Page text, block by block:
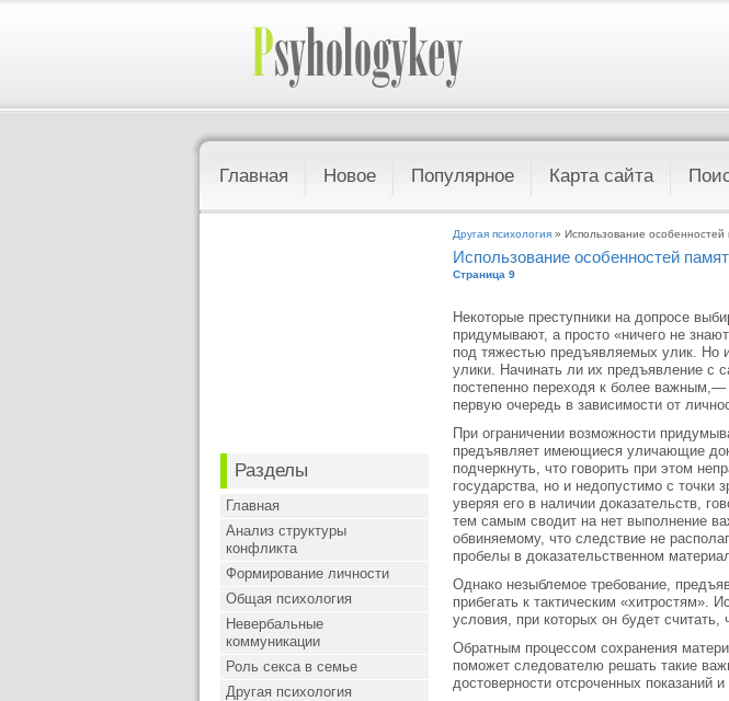
Главная Новое Популярное Карта сайта
Разделы
Главная
Анализ структуры
конфликта
Формирование личности
Общая психология
Невербальные
коммуникации
Роль секса в семье
Другая психология
Другая психология » Использование
Использование особенностей
Страница 9
Некоторые преступники на допросе
придумывают, а просто «ничего не
под тяжестью предъявляемых улик. Но
улики. Начинать ли их предъявление с
постепенно переходя к более важным,—
первую очередь в зависимости от
При ограничении возможности
предъявляет имеющиеся уличающие
подчеркнуть, что говорить при этом
государства, но и недопустимо с точки
уверяя его в наличии доказательств,
тем самым сводит на нет выполнение
обвиняемому, что следствие не
пробелы в доказательственном
Однако незыблемое требование,
прибегать к тактическим «хитростям».
условия, при которых он будет считать,
Обратным процессом сохранения
поможет следователю решать такие
достоверности отсроченных показаний и